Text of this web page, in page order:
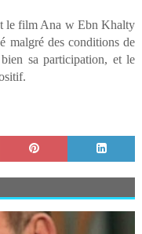
le film Ana w Ebn Khalty
malgré des conditions de
sa participation, et le